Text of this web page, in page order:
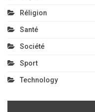
Réligion
Santé
Société
Sport
Technology